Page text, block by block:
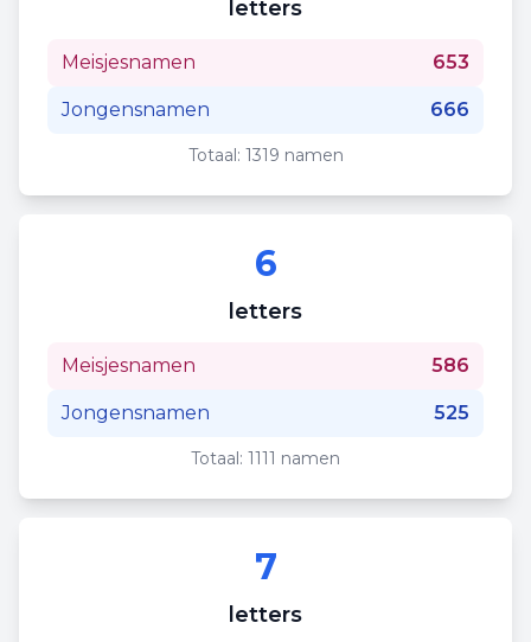
letters
Meisjesnamen 653
Jongensnamen 666
Totaal: 1319 namen
6
letters
Meisjesnamen 586
Jongensnamen 525
Totaal: 1111 namen
7
letters